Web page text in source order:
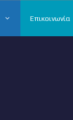
Επικοινωνία